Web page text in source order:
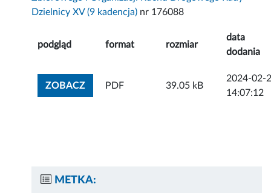
Dzielnicy XV (9 kadencja) nr 176088
podgląd format rozmiar
data
dodania
ZOBACZZOBACZ ZAŁĄCZNIK
PDF 39.05 kB
2024-02-
14:07:12
METKA: